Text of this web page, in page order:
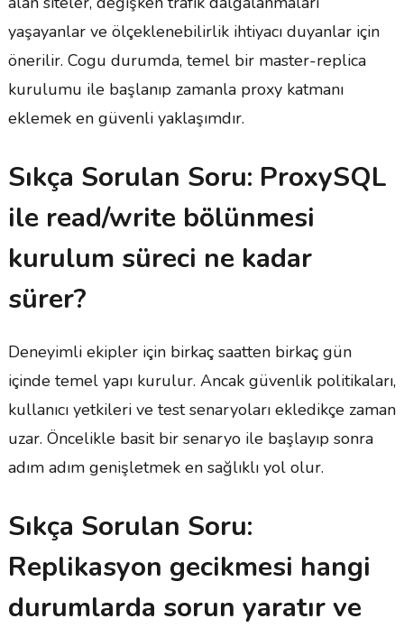
yaşayanlar ve ölçeklenebilirlik ihtiyacı duyanlar için
önerilir. Cogu durumda, temel bir master-replica
kurulumu ile başlanıp zamanla proxy katmanı
eklemek en güvenli yaklaşımdır.
Sıkça Sorulan Soru: ProxySQL
ile read/write bölünmesi
kurulum süreci ne kadar
sürer?
Deneyimli ekipler için birkaç saatten birkaç gün
içinde temel yapı kurulur. Ancak güvenlik politikaları,
kullanıcı yetkileri ve test senaryoları ekledikçe zaman
uzar. Öncelikle basit bir senaryo ile başlayıp sonra
adım adım genişletmek en sağlıklı yol olur.
Sıkça Sorulan Soru:
Replikasyon gecikmesi hangi
durumlarda sorun yaratır ve